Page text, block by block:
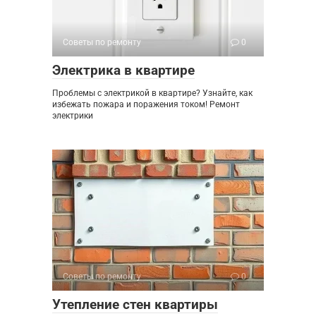
Советы по ремонту 0
Электрика в квартире
Проблемы с электрикой в квартире? Узнайте, как
избежать пожара и поражения током! Ремонт
электрики
Советы по ремонту 0
Утепление стен квартиры